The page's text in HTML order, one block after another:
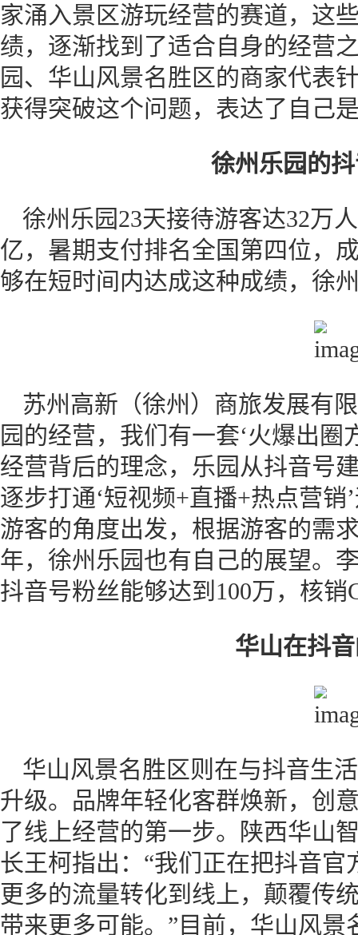
家涌入景区游玩经营的赛道，这
绩，逐渐找到了适合自身的经营
园、华山风景名胜区的商家代表
获得突破这个问题，表达了自己
徐州乐园的
徐州乐园23天接待游客达32万
亿，暑期支付排名全国第四位，
够在短时间内达成这种成绩，徐
苏州高新（徐州）商旅发展有
园的经营，我们有一套‘火爆出
经营背后的理念，乐园从抖音号
逐步打通‘短视频+直播+热点营
游客的角度出发，根据游客的需
年，徐州乐园也有自己的展望。
抖音号粉丝能够达到100万，核销
华山在抖
华山风景名胜区则在与抖音生
升级。品牌年轻化客群焕新，创
了线上经营的第一步。陕西华山
长王柯指出：“我们正在把抖音
更多的流量转化到线上，颠覆传
带来更多可能。”目前，华山风